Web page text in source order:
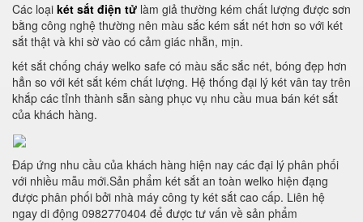
Các loại két sắt điện tử làm giả thường kém chất lượng được sơn
bằng công nghệ thường nên màu sắc kém sắt nét hơn so với két
sắt thật và khi sờ vào có cảm giác nhẵn, mịn.
két sắt chống cháy welko safe có màu sắc sắc nét, bóng đẹp hơn
hẳn so với két sắt kém chất lượng. Hệ thống đại lý két vân tay trên
khắp các tỉnh thành sẵn sàng phục vụ nhu cầu mua bán két sắt
của khách hàng.
Đáp ứng nhu cầu của khách hàng hiện nay các đại lý phân phối
với nhiều mẫu mới.Sản phẩm két sắt an toàn welko hiện đạng
được phân phối bởi nhà máy công ty két sắt cao cấp. Liên hệ
ngay di động 0982770404 để được tư vấn về sản phẩm